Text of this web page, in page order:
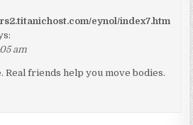
eynol/index7.htm
am
Real friends help you move bodies.